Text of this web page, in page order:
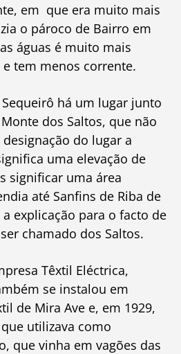
em que era muito mais
o pároco de Bairro em
águas é muito mais
tem menos corrente.
há um lugar junto
dos Saltos, que não
do lugar a
uma elevação de
significar uma área
até Sanfins de Riba de
a explicação para o facto de
chamado dos Saltos.
Têxtil Eléctrica,
se instalou em
de Mira Ave e, em 1929,
utilizava como
que vinha em vagões das